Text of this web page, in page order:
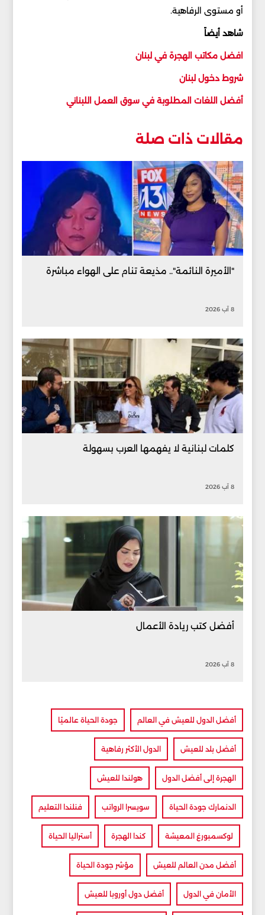
أو مستوى الرفاهية.
شاهد أيضاً
افضل مكاتب الهجرة في لبنان
شروط دخول لبنان
أفضل اللغات المطلوبة في سوق العمل اللبناني
مقالات ذات صلة
"الأميرة النائمة".. مذيعة تنام على الهواء مباشرة
8 آب 2026
كلمات لبنانية لا يفهمها العرب بسهولة
8 آب 2026
أفضل كتب ريادة الأعمال
8 آب 2026
أفضل الدول للعيش في العالم جودة الحياة عالميًا
أفضل بلد للعيش الدول الأكثر رفاهية
الهجرة إلى أفضل الدول هولندا للعيش
الدنمارك جودة الحياة سويسرا الرواتب فنلندا التعليم
لوكسمبورغ المعيشة كندا الهجرة أستراليا الحياة
أفضل مدن العالم للعيش مؤشر جودة الحياة
الأمان في الدول أفضل دول أوروبا للعيش